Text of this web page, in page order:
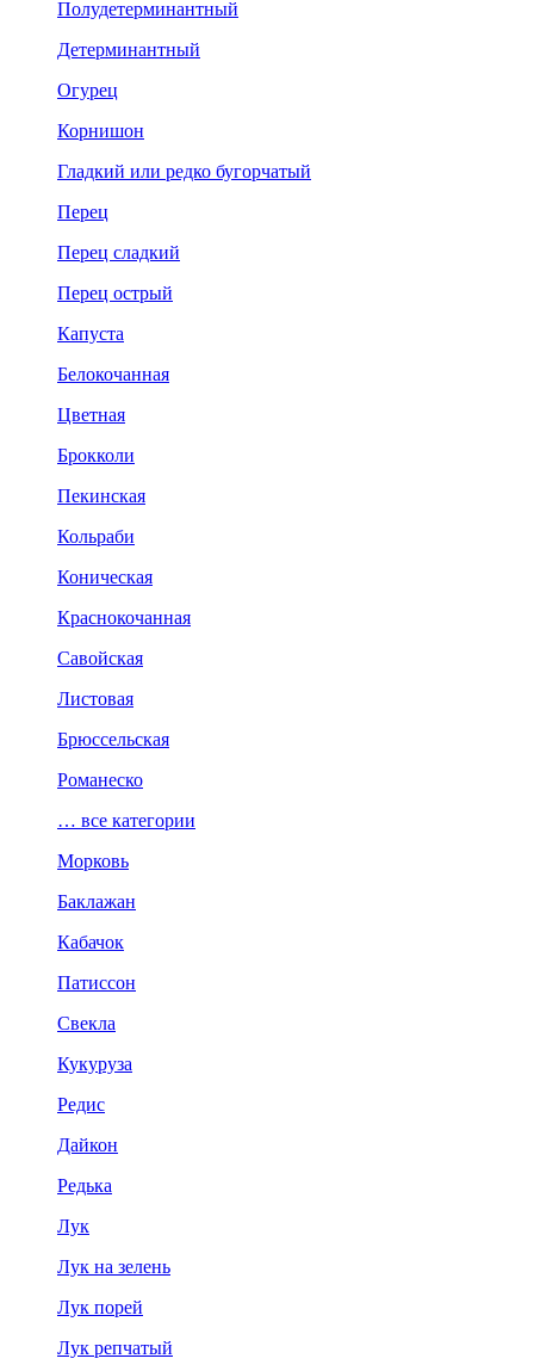
Полудетерминантный
Детерминантный
Огурец
Корнишон
Гладкий или редко бугорчатый
Перец
Перец сладкий
Перец острый
Капуста
Белокочанная
Цветная
Брокколи
Пекинская
Кольраби
Коническая
Краснокочанная
Савойская
Листовая
Брюссельская
Романеско
… все категории
Морковь
Баклажан
Кабачок
Патиссон
Свекла
Кукуруза
Редис
Дайкон
Редька
Лук
Лук на зелень
Лук порей
Лук репчатый